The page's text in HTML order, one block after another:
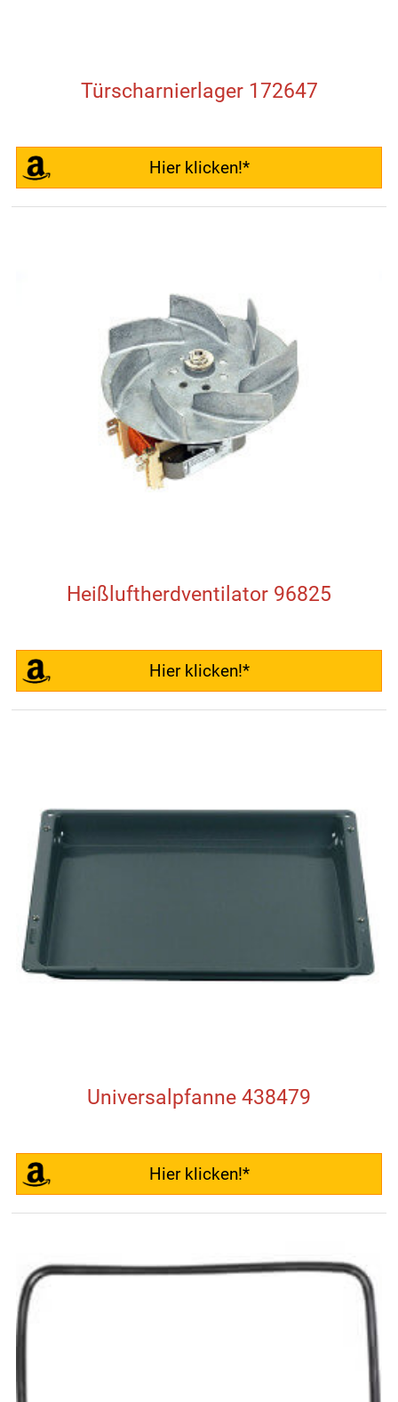
Türscharnierlager 172647
Hier klicken!*
Heißluftherdventilator 96825
Hier klicken!*
Universalpfanne 438479
Hier klicken!*